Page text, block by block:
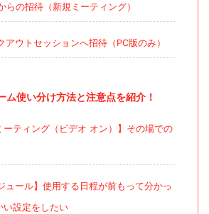
らの招待（新規ミーティング）
アウトセッションへ招待（PC版のみ）
ム使い分け方法と注意点を紹介！
ーティング（ビデオ オン）】その場での
ュール】使用する日程が前もって分かっ
い設定をしたい